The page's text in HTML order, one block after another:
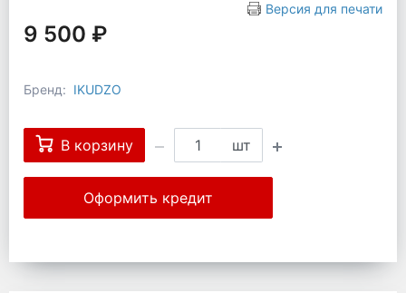
Версия для печати
9 500 ₽
Бренд: IKUDZO
В корзину шт
Оформить кредит